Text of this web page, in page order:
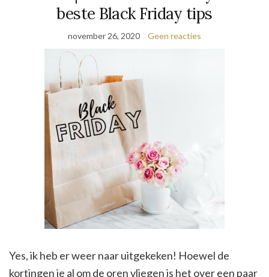
beste Black Friday tips
november 26, 2020 Geen reacties
Yes, ik heb er weer naar uitgekeken! Hoewel de
kortingen je al om de oren vliegen is het over een paar